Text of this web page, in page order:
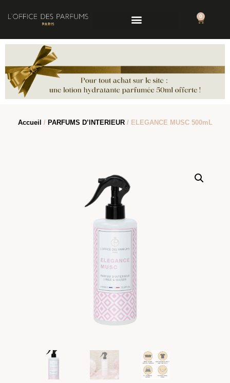
0
Accueil / PARFUMS D’INTERIEUR/ ELEGANCE MUSC 500mL